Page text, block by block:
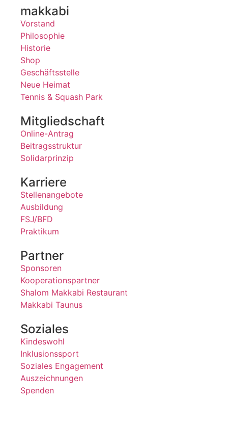
makkabi
Vorstand
Philosophie
Historie
Shop
Geschäftsstelle
Neue Heimat
Tennis & Squash Park
Mitgliedschaft
Online-Antrag
Beitragsstruktur
Solidarprinzip
Karriere
Stellenangebote
Ausbildung
FSJ/BFD
Praktikum
Partner
Sponsoren
Kooperationspartner
Shalom Makkabi Restaurant
Makkabi Taunus
Soziales
Kindeswohl
Inklusionssport
Soziales Engagement
Auszeichnungen
Spenden